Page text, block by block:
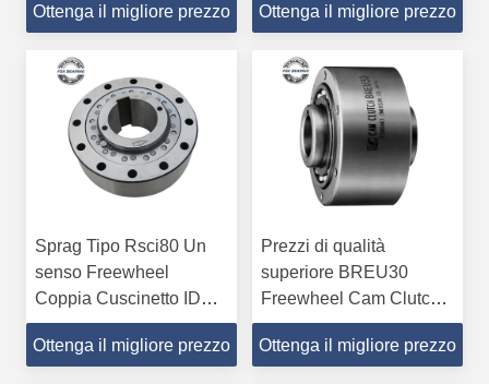
Ottenga il migliore prezzo
mm China Manufacturer
Ottenga il migliore prezzo
Sprag Tipo Rsci80 Un
senso Freewheel
Coppia Cuscinetto ID
80mm P5 P6
Ottenga il migliore prezzo
Prezzi di qualità
superiore BREU30
Freewheel Cam Clutch
Bearing con grasso
Ottenga il migliore prezzo